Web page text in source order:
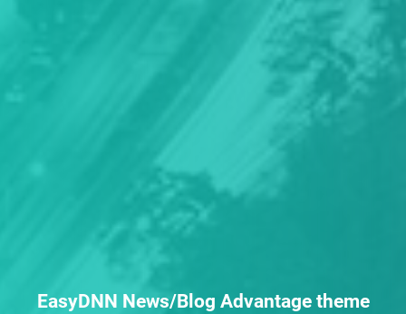
EasyDNN News/Blog Advantage theme